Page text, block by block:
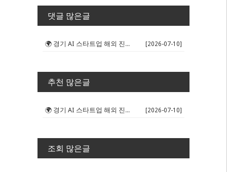
댓글 많은글
🌍 경기 AI 스타트업 해외 진출 판... [2026-07-10]
추천 많은글
🌍 경기 AI 스타트업 해외 진출 판... [2026-07-10]
조회 많은글